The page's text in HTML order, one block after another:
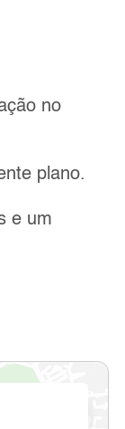
no
plano.
e um